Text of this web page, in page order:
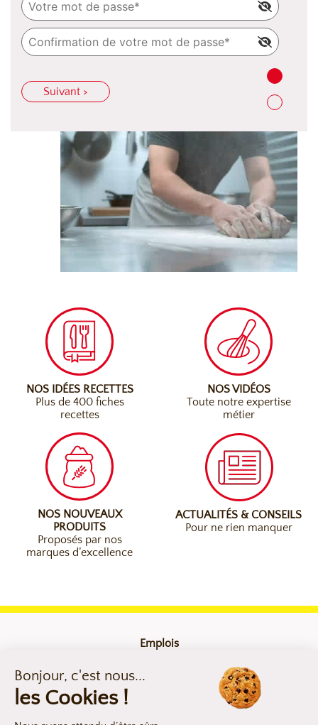
Suivant >
NOS IDÉES RECETTES
Plus de 400 fiches
recettes
NOS VIDÉOS
Toute notre expertise
métier
NOS NOUVEAUX
PRODUITS
Proposés par nos
marques d’excellence
ACTUALITÉS & CONSEILS
Pour ne rien manquer
Emplois
Mentions légales